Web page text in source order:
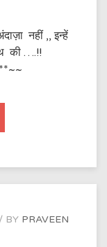
नहीं ,, इन्हें
की ….!!
BY PRAVEEN